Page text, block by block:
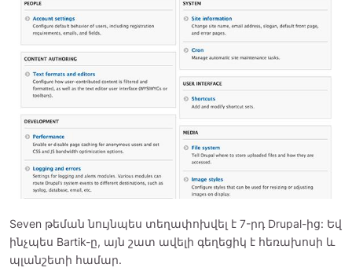
Seven թեման նույնպես տեղափոխվել է 7-րդ Drupal-ից: Եվ
ինչպես Bartik-ը, այն շատ ավելի գեղեցիկ է հեռախոսի և
պլանշետի համար.